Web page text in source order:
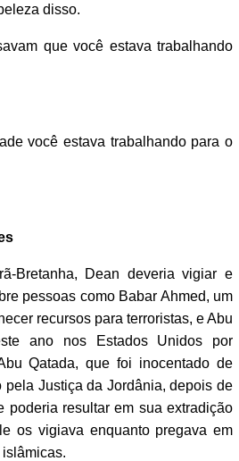
disso.
que você estava trabalhando
você estava trabalhando para o
Bretanha, Dean deveria vigiar e
pessoas como Babar Ahmed, um
recursos para terroristas, e Abu
ano nos Estados Unidos por
Qatada, que foi inocentado de
pela Justiça da Jordânia, depois de
poderia resultar em sua extradição
os vigiava enquanto pregava em